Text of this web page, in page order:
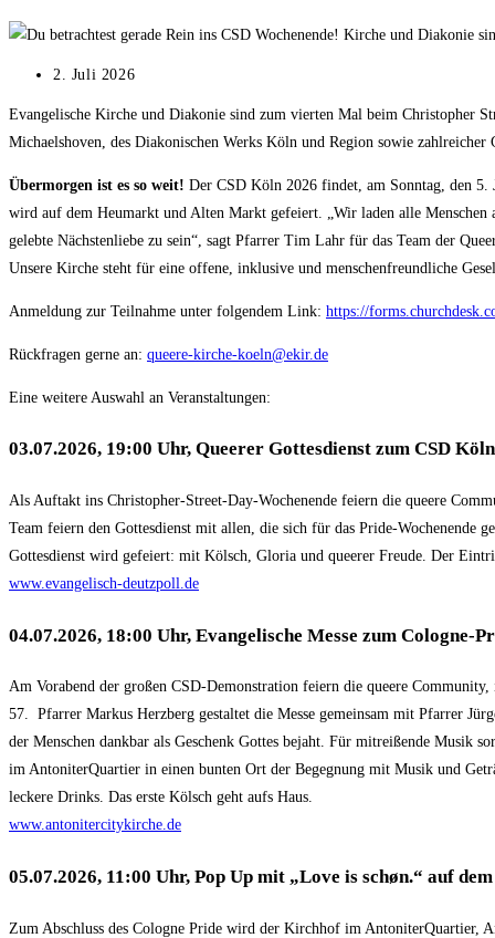
Beitrag
2. Juli 2026
Evangelische Kirche und Diakonie sind zum vierten Mal beim Christopher
Michaelshoven, des Diakonischen Werks Köln und Region sowie
Übermorgen ist es so weit! Der CSD Köln 2026 findet, am Sonntag, den
wird auf dem Heumarkt und Alten Markt gefeiert. „Wir laden alle
gelebte Nächstenliebe zu sein“, sagt Pfarrer Tim Lahr für das Team der
Unsere Kirche steht für eine offene, inklusive und menschenfreundliche
Anmeldung zur Teilnahme unter folgendem Link: https://
Rückfragen gerne an: queere-kirche-koeln@ekir.de
Eine weitere Auswahl an Veranstaltungen:
03.07.2026, 19:00 Uhr, Queerer Gottesdienst zum CSD Köln
Als Auftakt ins Christopher-Street-Day-Wochenende feiern die queere
Team feiern den Gottesdienst mit allen, die sich für das Pride-Wochenende
Gottesdienst wird gefeiert: mit Kölsch, Gloria und queerer Freude. Der
www.evangelisch-deutzpoll.de
04.07.2026, 18:00 Uhr, Evangelische Messe zum Cologne-
Am Vorabend der großen CSD-Demonstration feiern die queere
57. Pfarrer Markus Herzberg gestaltet die Messe gemeinsam mit Pfarrer
der Menschen dankbar als Geschenk Gottes bejaht. Für mitreißende Musik
im AntoniterQuartier in einen bunten Ort der Begegnung mit Musik und
leckere Drinks. Das erste Kölsch geht aufs Haus.
www.antonitercitykirche.de
05.07.2026, 11:00 Uhr, Pop Up mit „Love is schøn.“ auf
Zum Abschluss des Cologne Pride wird der Kirchhof im AntoniterQuartier,